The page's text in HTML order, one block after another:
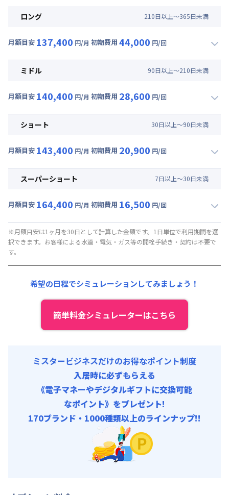
ロング 210日以上～365日未満
月額目安 137,400 円/月 初期費用 44,000 円/回
月額賃料目安(30日利用)
光熱費他 : 24,000円/月 (800円/日) (税抜)
その他費用 :
初期費用
ミドル 90日以上～210日未満
月額目安 140,400 円/月 初期費用 28,600 円/回
月額賃料目安(30日利用)
光熱費他 : 24,000円/月 (800円/日) (税抜)
その他費用 :
初期費用
ショート 30日以上～90日未満
月額目安 143,400 円/月 初期費用 20,900 円/回
月額賃料目安(30日利用)
光熱費他 : 24,000円/月 (800円/日) (税抜)
その他費用 :
管理費: 6,000円/月 (200円/日)
初期費用
スーパーショート 7日以上～30日未満
月額目安 164,400 円/月 初期費用 16,500 円/回
月額賃料目安(30日利用)
賃料 : 120,000円/月 (4,000円/日) (税抜)
光熱費他 :
その他費用 :
6,000円/月 (200円/日)
事務手数料 : 3,000円/回 (税抜)
※月額目安は1ヶ月を30日として計算した金額です。1日単位で利用期間を選
択できます。お客様による水道・電気・ガス等の開栓手続き・契約は不要で
す。
希望の日程でシミュレーションしてみましょう！
簡単料金シミュレーターはこちら
ミスタービジネスだけのお得なポイント制度
入居時に必ずもらえる
《電子マネーやデジタルギフトに交換可能
なポイント》をプレゼント!
170ブランド・1000種類以上のラインナップ!!